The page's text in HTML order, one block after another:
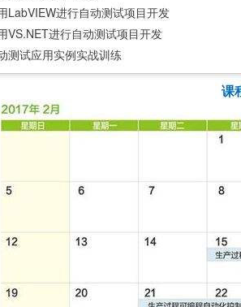
LabVIEW进行自动测试项目开发
VS.NET进行自动测试项目开发
测试应用实例实战训练
课